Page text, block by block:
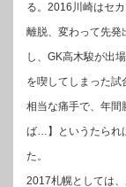
る。2016川崎はセ
離脱、変わって先発
し、GK高木駿が出
を喫してしまった試
相当な痛手で、年間
ば…】というたられ
た。
2017札幌としては